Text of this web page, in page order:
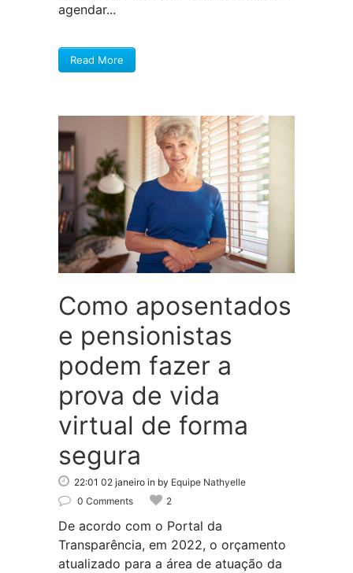
agendar...
Read More
Como aposentados
e pensionistas
podem fazer a
prova de vida
virtual de forma
segura
22:01 02 janeiro in by Equipe Nathyelle
0 Comments
2
De acordo com o Portal da
Transparência, em 2022, o orçamento
atualizado para a área de atuação da